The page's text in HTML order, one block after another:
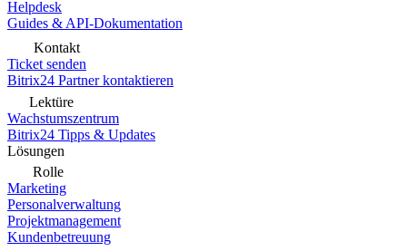
Helpdesk
Guides & API-Dokumentation
Kontakt
Ticket senden
Bitrix24 Partner kontaktieren
Lektüre
Wachstumszentrum
Bitrix24 Tipps & Updates
Lösungen
Rolle
Marketing
Personalverwaltung
Projektmanagement
Kundenbetreuung